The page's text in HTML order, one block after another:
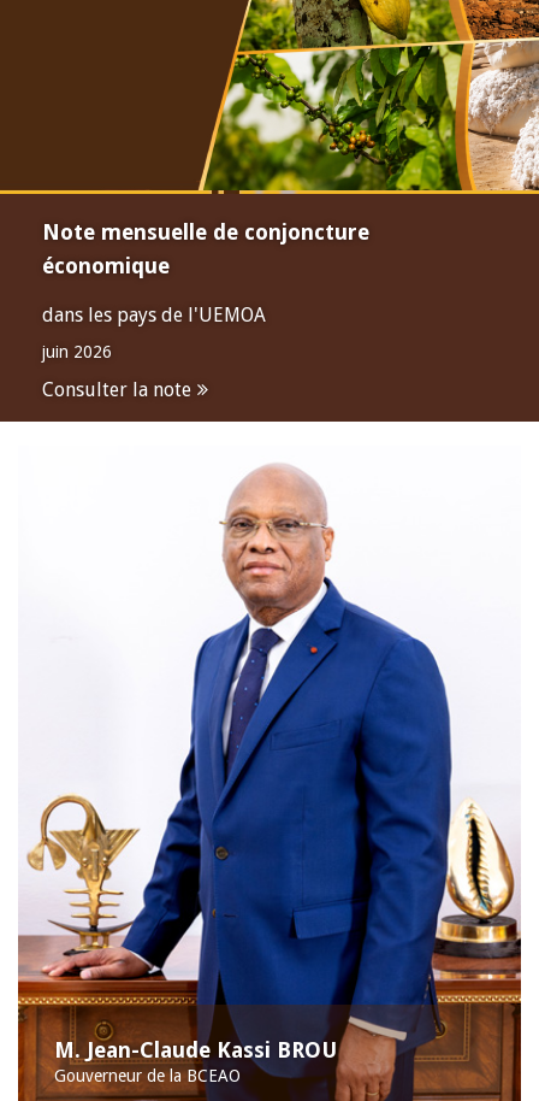
Note mensuelle de conjoncture
économique
dans les pays de l'UEMOA
juin 2026
Consulter la note
M. Jean-Claude Kassi BROU
Gouverneur de la BCEAO